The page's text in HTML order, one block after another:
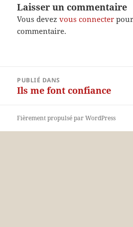
Laisser un commentaire
Vous devezvous connecter
commentaire.
l’article
PUBLIÉ DANS
Ils me font confiance
Fièrement propulsé par WordPress